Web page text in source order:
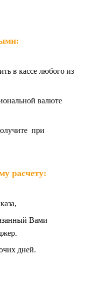
в кассе любого из
валюте
при
расчету:
Вами
дней.